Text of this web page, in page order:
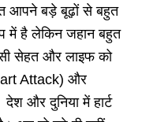
आपने बड़े बूढ़ों से बहुत
में है लेकिन जहान बहुत
सेहत और लाइफ को
Attack) और
और दुनिया में हार्ट